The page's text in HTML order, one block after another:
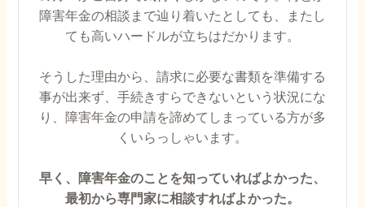
障害年金の相談まで辿り着いたとしても、またし
ても高いハードルが立ちはだかります。
そうした理由から、請求に必要な書類を準備する
事が出来ず、手続きすらできないという状況にな
り、障害年金の申請を諦めてしまっている方が多
くいらっしゃいます。
早く、障害年金のことを知っていればよかった、
最初から専門家に相談すればよかった。